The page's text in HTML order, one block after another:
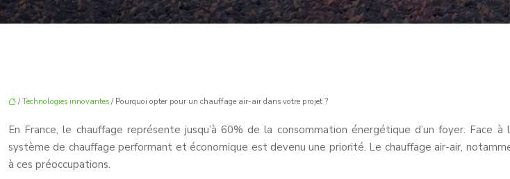
/Technologies innovantes / Pourquoi opter pour un chauffage air-air dans votre projet ?
En France, le chauffage représente jusqu’à 60% de la consommation énergétique d’un foyer. Face
système de chauffage performant et économique est devenu une priorité. Le chauffage air-air,
à ces préoccupations.